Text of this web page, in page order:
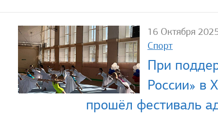
16 Октября
Спорт
При
России» в
прошёл фестиваль